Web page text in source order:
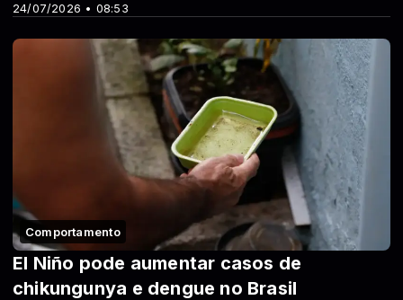
24/07/2026 • 08:53
Comportamento
El Niño pode aumentar casos de
chikungunya e dengue no Brasil